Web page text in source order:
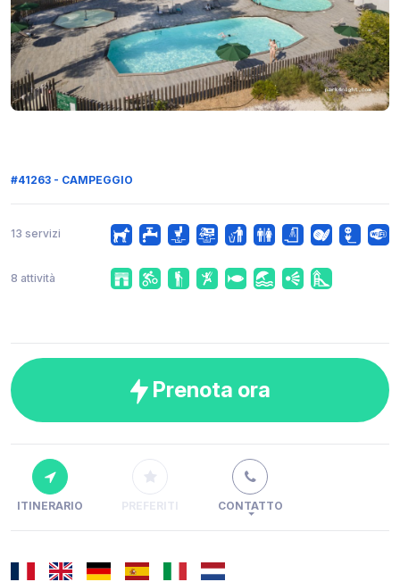
#41263 - CAMPEGGIO
13 servizi
8 attività
Prenota ora
ITINERARIO PREFERITI CONTATTO